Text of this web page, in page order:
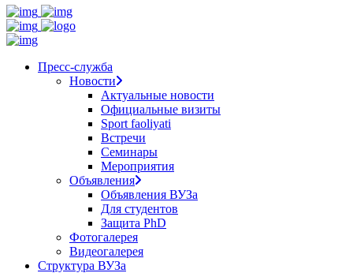
Пресс-служба
Новости
Актуальные новости
Официальные визиты
Sport faoliyati
Встречи
Семинары
Мероприятия
Объявления
Объявления ВУЗа
Для студентов
Защита PhD
Фотогалерея
Видеогалерея
Структура ВУЗа